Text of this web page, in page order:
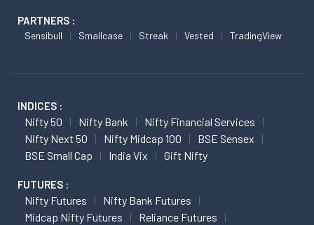
PARTNERS :
Sensibull Smallcase Streak Vested TradingView
INDICES :
Nifty 50 Nifty Bank
Nifty Financial Services
Nifty Next 50
Nifty Midcap 100
BSE Sensex
BSE Small Cap
India Vix Gift Nifty
FUTURES :
Nifty Futures
Nifty Bank Futures
Midcap Nifty Futures
Reliance Futures